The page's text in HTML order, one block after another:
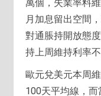
萬個，失業率料
月加息留出空間
對通脹持開放態
持上周維持利率
歐元兌美元本周
100天平均線，